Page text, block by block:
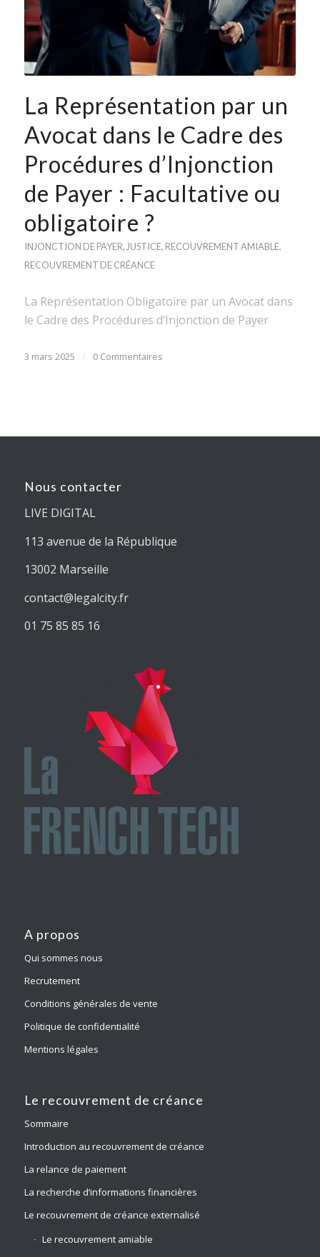
La Représentation par un
Avocat dans le Cadre des
Procédures d’Injonction
de Payer : Facultative ou
obligatoire ?
INJONCTION DE PAYER, JUSTICE, RECOUVREMENT AMIABLE,
RECOUVREMENT DE CRÉANCE
La Représentation Obligatoire par un Avocat dans
le Cadre des Procédures d’Injonction de Payer
3 mars 2025 / 0 Commentaires
Nous contacter
LIVE DIGITAL
113 avenue de la République
13002 Marseille
contact@legalcity.fr
01 75 85 85 16
A propos
Qui sommes nous
Recrutement
Conditions générales de vente
Politique de confidentialité
Mentions légales
Le recouvrement de créance
Sommaire
Introduction au recouvrement de créance
La relance de paiement
La recherche d’informations financières
Le recouvrement de créance externalisé
Le recouvrement amiable